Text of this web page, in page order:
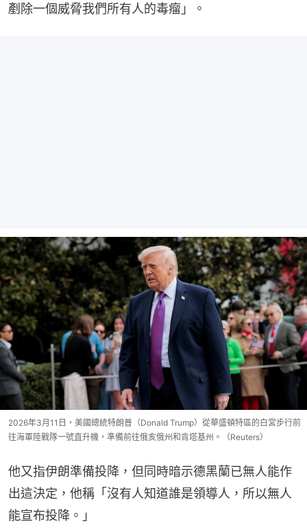
剷除一個威脅我們所有人的毒瘤」。
2026年3月11日，美國總統特朗普（Donald Trump）從華盛頓特區的白宮步行前
往海軍陸戰隊一號直升機，準備前往俄亥俄州和肯塔基州。（Reuters）
他又指伊朗準備投降，但同時暗示德黑蘭已無人能作
出這決定，他稱「沒有人知道誰是領導人，所以無人
能宣布投降。」